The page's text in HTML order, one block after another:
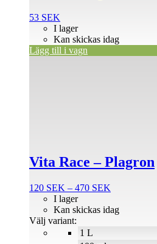
53 SEK
I lager
Kan skickas idag
Lägg till i vagn
Vita Race – Plagron
120 SEK – 470 SEK
till
1 L
I lager
Kan skickas idag
Välj variant:
kan
väljas
produktsidan